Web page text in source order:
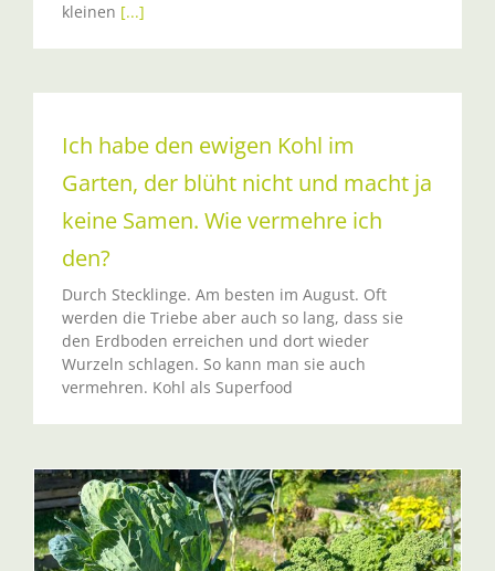
kleinen [...]
Ich habe den ewigen Kohl im
Garten, der blüht nicht und macht ja
keine Samen. Wie vermehre ich
den?
Durch Stecklinge. Am besten im August. Oft
werden die Triebe aber auch so lang, dass sie
den Erdboden erreichen und dort wieder
Wurzeln schlagen. So kann man sie auch
vermehren. Kohl als Superfood